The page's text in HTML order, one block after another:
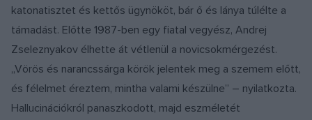
katonatisztet és kettős ügynököt, bár ő és lánya túlélte a
támadást. Előtte 1987-ben egy fiatal vegyész, Andrej
Zseleznyakov élhette át vétlenül a novicsokmérgezést.
„Vörös és narancssárga körök jelentek meg a szemem előtt,
és félelmet éreztem, mintha valami készülne” – nyilatkozta.
Hallucinációkról panaszkodott, majd eszméletét